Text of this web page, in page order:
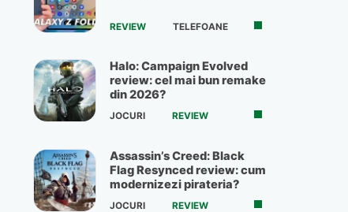
REVIEW TELEFOANE
Halo: Campaign Evolved
review: cel mai bun remake
din 2026?
JOCURI REVIEW
Assassin’s Creed: Black
Flag Resynced review: cum
modernizezi pirateria?
JOCURI REVIEW